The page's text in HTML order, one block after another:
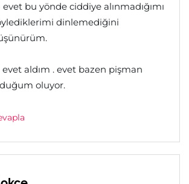
evet bu yönde ciddiye alınmadığımı
dinlemediğini
evet aldım . evet bazen pişman
oluyor.